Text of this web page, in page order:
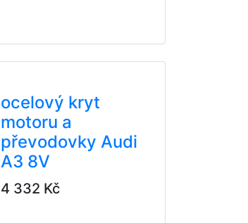
ocelový kryt
motoru a
převodovky Audi
A3 8V
4 332 Kč